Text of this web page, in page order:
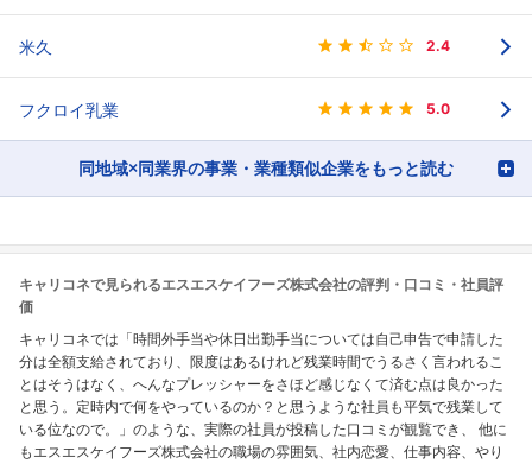
米久 2.4
フクロイ乳業 5.0
同地域×同業界の事業・業種類似企業をもっと読む
キャリコネで見られるエスエスケイフーズ株式会社の評判・口コミ・社員評
価
キャリコネでは「時間外手当や休日出勤手当については自己申告で申請した
分は全額支給されており、限度はあるけれど残業時間でうるさく言われるこ
とはそうはなく、へんなプレッシャーをさほど感じなくて済む点は良かった
と思う。定時内で何をやっているのか？と思うような社員も平気で残業して
いる位なので。」のような、実際の社員が投稿した口コミが観覧でき、 他に
もエスエスケイフーズ株式会社の職場の雰囲気、社内恋愛、仕事内容、やり